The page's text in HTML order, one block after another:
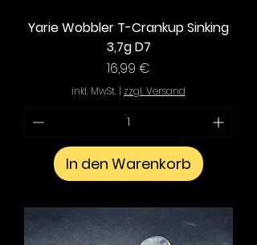
Yarie Wobbler T-Crankup Sinking
3,7g D7
Preis
16,99 €
inkl. MwSt. | zzgl. Versand
In den Warenkorb